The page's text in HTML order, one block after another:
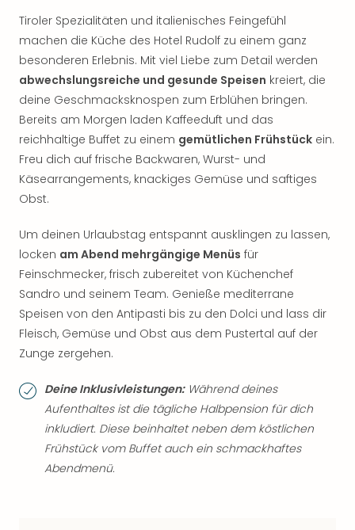
Tiroler Spezialitäten und italienisches Feingefühl
machen die Küche des Hotel Rudolf zu einem ganz
besonderen Erlebnis. Mit viel Liebe zum Detail werden
abwechslungsreiche und gesunde Speisen kreiert, die
deine Geschmacksknospen zum Erblühen bringen.
Bereits am Morgen laden Kaffeeduft und das
reichhaltige Buffet zu einem gemütlichen Frühstück ein.
Freu dich auf frische Backwaren, Wurst- und
Käsearrangements, knackiges Gemüse und saftiges
Obst.
Um deinen Urlaubstag entspannt ausklingen zu lassen,
locken am Abend mehrgängige Menüs für
Feinschmecker, frisch zubereitet von Küchenchef
Sandro und seinem Team. Genieße mediterrane
Speisen von den Antipasti bis zu den Dolci und lass dir
Fleisch, Gemüse und Obst aus dem Pustertal auf der
Zunge zergehen.
Deine Inklusivleistungen:Während deines
Aufenthaltes ist die tägliche Halbpension für dich
inkludiert. Diese beinhaltet neben dem köstlichen
Frühstück vom Buffet auch ein schmackhaftes
Abendmenü.